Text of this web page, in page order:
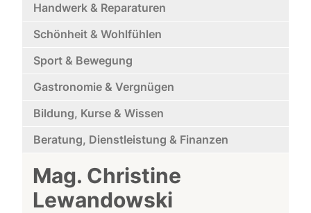
Handwerk & Reparaturen
Schönheit & Wohlfühlen
Sport & Bewegung
Gastronomie & Vergnügen
Bildung, Kurse & Wissen
Beratung, Dienstleistung & Finanzen
Mag. Christine
Lewandowski